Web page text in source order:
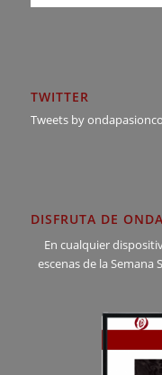
TWITTER
Tweets by
DISFRUTA DE
En cualquier
escenas de la